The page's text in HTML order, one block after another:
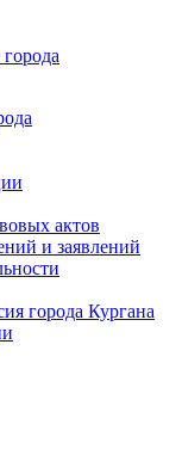
актов
и заявлений
города Кургана